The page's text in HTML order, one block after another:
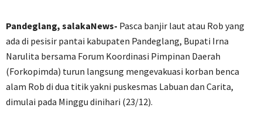
Pandeglang, salakaNews- Pasca banjir laut atau Rob yang
ada di pesisir pantai kabupaten Pandeglang, Bupati Irna
Narulita bersama Forum Koordinasi Pimpinan Daerah
(Forkopimda) turun langsung mengevakuasi korban benca
alam Rob di dua titik yakni puskesmas Labuan dan Carita,
dimulai pada Minggu dinihari (23/12).